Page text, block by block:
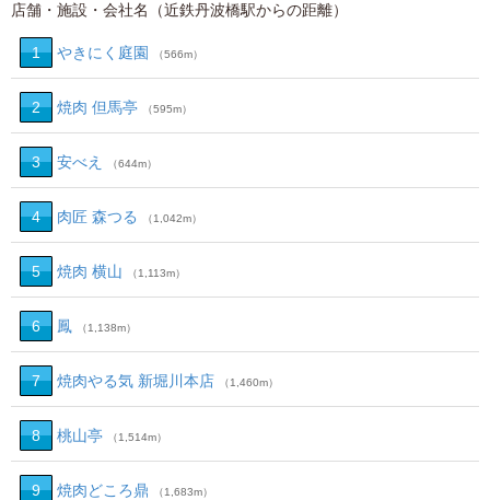
店舗・施設・会社名（近鉄丹波橋駅からの距離）
1 やきにく庭園 （566m）
2 焼肉 但馬亭 （595m）
3 安べえ （644m）
4 肉匠 森つる （1,042m）
5 焼肉 横山 （1,113m）
6 鳳 （1,138m）
7 焼肉やる気 新堀川本店 （1,460m）
8 桃山亭 （1,514m）
9 焼肉どころ鼎 （1,683m）